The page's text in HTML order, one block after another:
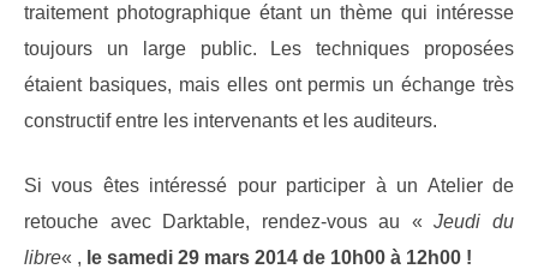
traitement photographique étant un thème qui intéresse
toujours un large public. Les techniques proposées
étaient basiques, mais elles ont permis un échange très
constructif entre les intervenants et les auditeurs.
Si vous êtes intéressé pour participer à un Atelier de
retouche avec Darktable, rendez-vous au «Jeudi du
libre« , le samedi 29 mars 2014 de 10h00 à 12h00 !